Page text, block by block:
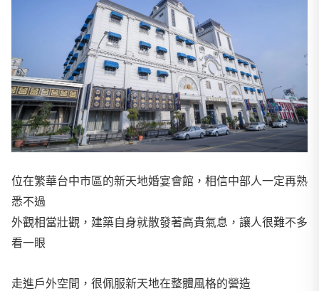
位在繁華台中市區的新天地婚宴會館，相信中部人一定再熟
悉不過
外觀相當壯觀，建築自身就散發著高貴氣息，讓人很難不多
看一眼
走進戶外空間，很佩服新天地在整體風格的營造